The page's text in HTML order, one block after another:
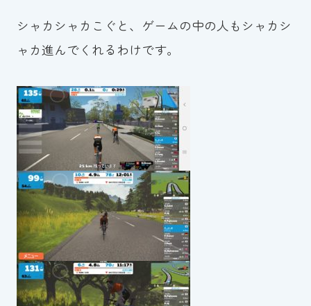
シャカシャカこぐと、ゲームの中の人もシャカシ
ャカ進んでくれるわけです。